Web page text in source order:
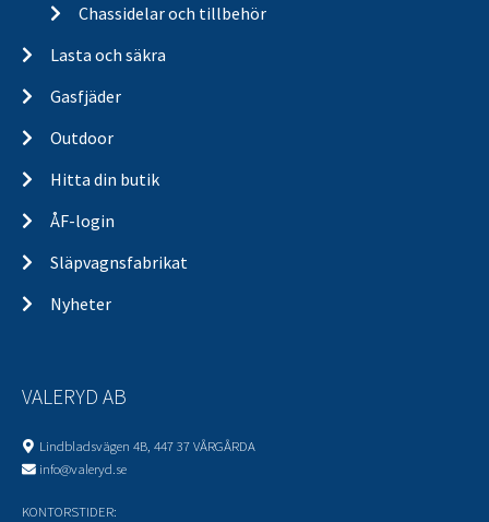
Chassidelar och tillbehör
Lasta och säkra
Gasfjäder
Outdoor
Hitta din butik
ÅF-login
Släpvagnsfabrikat
Nyheter
VALERYD AB
Lindbladsvägen 4B, 447 37 VÅRGÅRDA
info@valeryd.se
KONTORSTIDER: